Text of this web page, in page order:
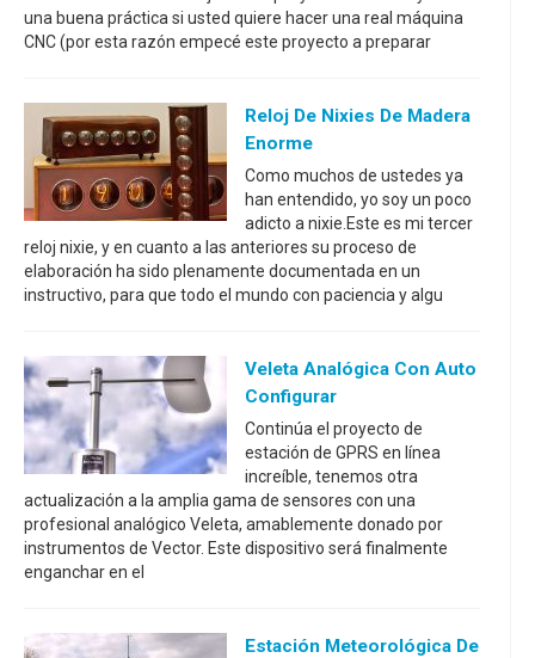
una buena práctica si usted quiere hacer una real máquina
CNC (por esta razón empecé este proyecto a preparar
Reloj De Nixies De Madera
Enorme
Como muchos de ustedes ya
han entendido, yo soy un poco
adicto a nixie.Este es mi tercer
reloj nixie, y en cuanto a las anteriores su proceso de
elaboración ha sido plenamente documentada en un
instructivo, para que todo el mundo con paciencia y algu
Veleta Analógica Con Auto
Configurar
Continúa el proyecto de
estación de GPRS en línea
increíble, tenemos otra
actualización a la amplia gama de sensores con una
profesional analógico Veleta, amablemente donado por
instrumentos de Vector. Este dispositivo será finalmente
enganchar en el
Estación Meteorológica De